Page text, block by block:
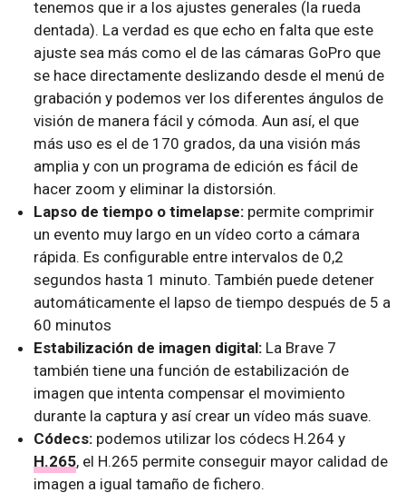
tenemos que ir a los ajustes generales (la rueda
dentada). La verdad es que echo en falta que este
ajuste sea más como el de las cámaras GoPro que
se hace directamente deslizando desde el menú de
grabación y podemos ver los diferentes ángulos de
visión de manera fácil y cómoda. Aun así, el que
más uso es el de 170 grados, da una visión más
amplia y con un programa de edición es fácil de
hacer zoom y eliminar la distorsión.
Lapso de tiempo o timelapse: permite comprimir
un evento muy largo en un vídeo corto a cámara
rápida. Es configurable entre intervalos de 0,2
segundos hasta 1 minuto. También puede detener
automáticamente el lapso de tiempo después de 5 a
60 minutos
Estabilización de imagen digital: La Brave 7
también tiene una función de estabilización de
imagen que intenta compensar el movimiento
durante la captura y así crear un vídeo más suave.
Códecs: podemos utilizar los códecs H.264 y
H.265, el H.265 permite conseguir mayor calidad de
imagen a igual tamaño de fichero.